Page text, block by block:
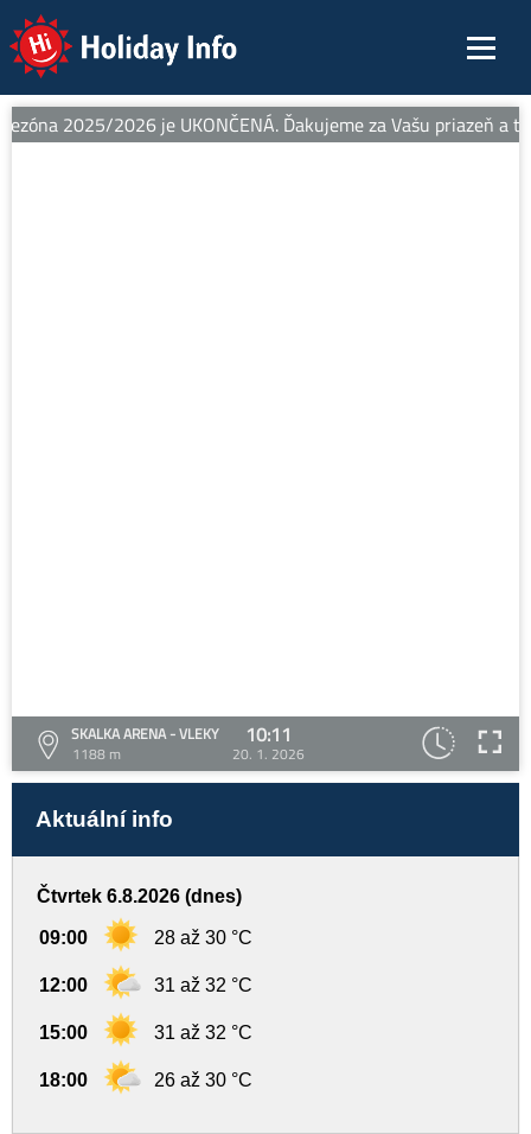
Holiday Info
2025/2026 je UKONČENÁ. Ďakujeme za Vašu priazeň a
SKALKA ARENA - VLEKY
1188 m
10:11
20. 1. 2026
Aktuální info
Čtvrtek 6.8.2026 (dnes)
09:00 28 až 30 °C
12:00 31 až 32 °C
15:00 31 až 32 °C
18:00 26 až 30 °C